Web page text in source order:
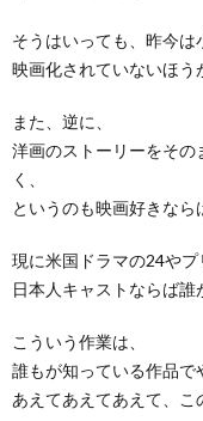
そうはいっても、昨今は
映画化されていないほう
また、逆に、
洋画のストーリーをそ
く、
というのも映画好きなら
現に米国ドラマの24やプ
日本人キャストならば誰
こういう作業は、
誰もが知っている作品で
あえてあえてあえて、こ